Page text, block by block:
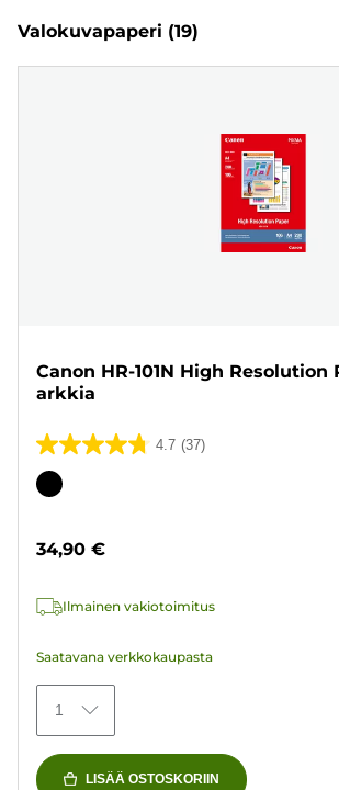
Valokuvapaperi (19)
Canon HR-101N High Resolution
arkkia
4.7 (37)
4.7/5
tähteä.
Värikasetti
34,90 €
Ilmainen vakiotoimitus
Saatavana verkkokaupasta
1
LISÄÄ OSTOSKORIIN